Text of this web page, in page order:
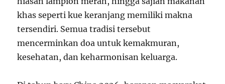
khas seperti kue keranjang memiliki makna
tersendiri. Semua tradisi tersebut
mencerminkan doa untuk kemakmuran,
kesehatan, dan keharmonisan keluarga.